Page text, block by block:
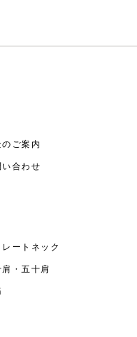
のご案内
い合わせ
レートネック
肩・五十肩